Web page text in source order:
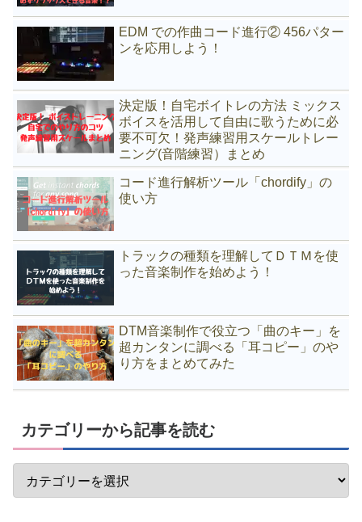
EDM での作曲コード進行② 456パター
ンを応用しよう！
決定版！自宅ボイトレの方法 ミックス
ボイスを活用して自由に歌うために必
要不可欠！発声練習用スケールトレー
ニング(音階練習）まとめ
コード進行解析ツール「chordify」の
使い方
トラックの種類を理解してＤＴＭを使
った音楽制作を始めよう！
DTM音楽制作で役立つ「曲のキー」を
超カンタンに調べる「耳コピー」のや
り方をまとめてみた
カテゴリーから記事を読む